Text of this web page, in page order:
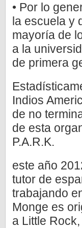
• Por lo
la escuela y
mayoría de
a la
de primera
Indios
de no
de esta
P.A.R.K.
este año
tutor de
trabajando
Monge es
a Little